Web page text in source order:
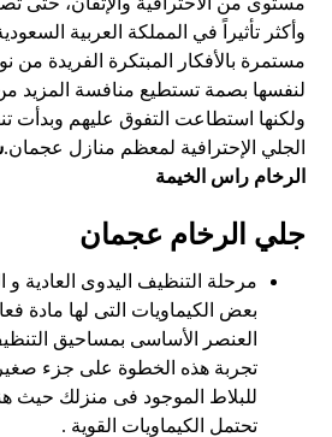
وأكثر تأثيراً في المملكة العربية
مستمرة بالأفكار المبتكرة الفريدة من
لنفسها بصمة تستطيع منافسة المزيد
ولكنها استطاعت التفوق عليهم وبدأت
الجلي الإحترافية لمعظم منازل عجمان.
الرخام راس الخيمة
جلي الرخام عجمان
مرحلة التنظيف اليدوى العادية
بعض الكيماويات التى لها مادة
العنصر الأساسى بمساحيق
تجربة هذه الخطوة على جزء صغير
للبلاط الموجود فى منزلك حيث
تحتمل الكيماويات القوية .